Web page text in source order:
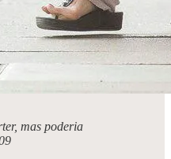
mas poderia